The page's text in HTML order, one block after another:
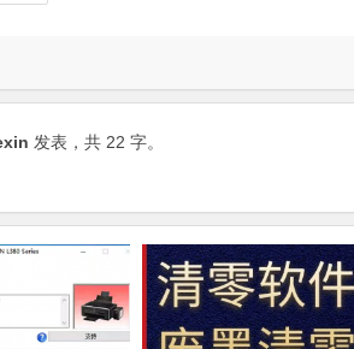
发表，共 22 字。